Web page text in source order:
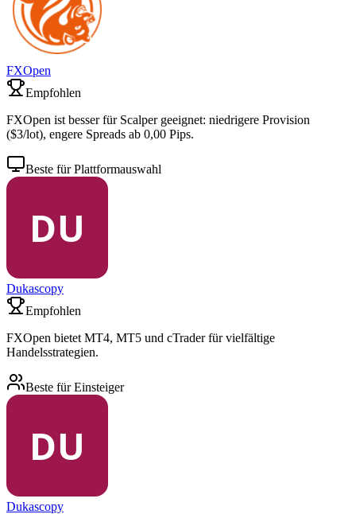
FXOpen
Empfohlen
FXOpen ist besser für Scalper geeignet: niedrigere Provision
($3/lot), engere Spreads ab 0,00 Pips.
Beste für Plattformauswahl
Dukascopy
Empfohlen
FXOpen bietet MT4, MT5 und cTrader für vielfältige
Handelsstrategien.
Beste für Einsteiger
Dukascopy